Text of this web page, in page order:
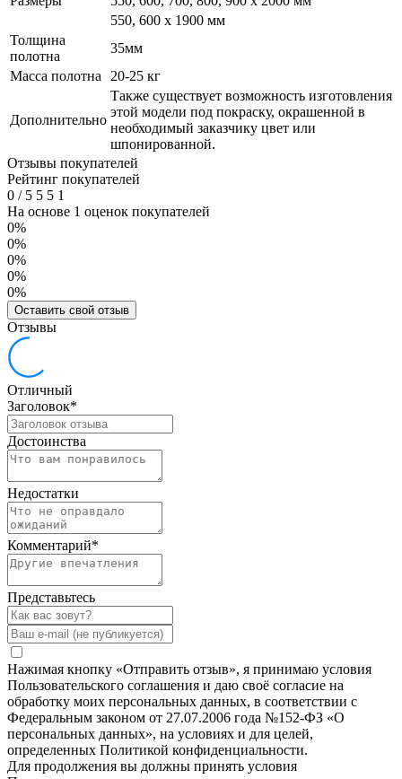
550, 600 х 1900 мм
Толщина
полотна
35мм
Масса полотна
20-25 кг
Дополнительно
Также существует возможность изготовления
этой модели под покраску, окрашенной в
необходимый заказчику цвет или
шпонированной.
Отзывы покупателей
Рейтинг покупателей
0 /5 5 5 1
На основе 1 оценок покупателей
0%
0%
0%
0%
0%
Оставить свой отзыв
Отзывы
Отличный
Заголовок*
Достоинства
Недостатки
Комментарий*
Представьтесь
Нажимая кнопку «Отправить отзыв», я принимаю условия
Пользовательского соглашения и даю своё согласие на
обработку моих персональных данных, в соответствии с
Федеральным законом от 27.07.2006 года №152-ФЗ «О
персональных данных», на условиях и для целей,
определенных Политикой конфиденциальности.
Для продолжения вы должны принять условия